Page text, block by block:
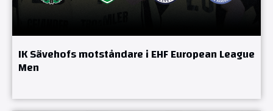
IK Sävehofs motståndare i EHF European League
Men